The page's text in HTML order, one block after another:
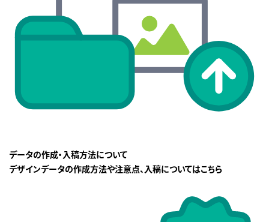
データの作成・入稿方法について
デザインデータの作成方法や注意点、入稿についてはこちら